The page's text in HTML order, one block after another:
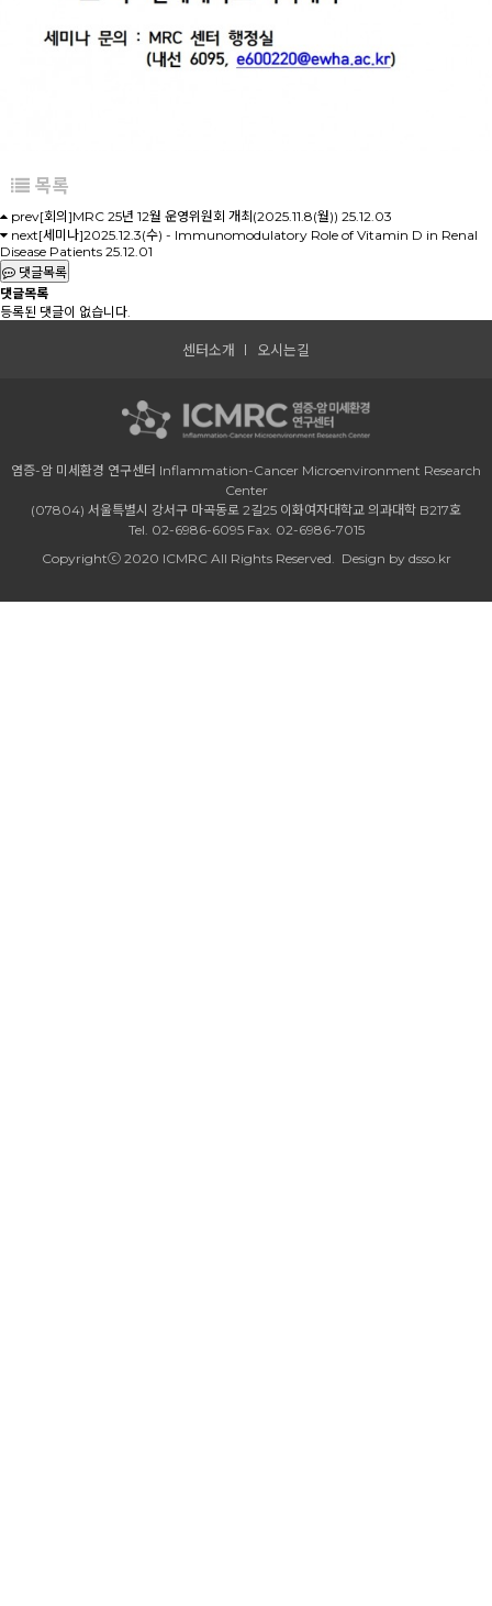
목록
prev[회의]MRC 25년 12월 운영위원회 개최(2025.11.8(월)) 25.12.03
next[세미나]2025.12.3(수) - Immunomodulatory Role of Vitamin D in Renal
Disease Patients 25.12.01
댓글목록
댓글목록
등록된 댓글이 없습니다.
센터소개 오시는길
염증-암 미세환경 연구센터 Inflammation-Cancer Microenvironment Research
Center
(07804) 서울특별시 강서구 마곡동로 2길25 이화여자대학교 의과대학 B217호
Tel. 02-6986-6095 Fax. 02-6986-7015
Copyrightⓒ 2020 ICMRC All Rights Reserved.
Design by dsso.kr